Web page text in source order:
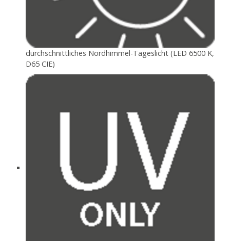
durchschnittliches Nordhimmel-Tageslicht (LED 6500 K,
D65 CIE)